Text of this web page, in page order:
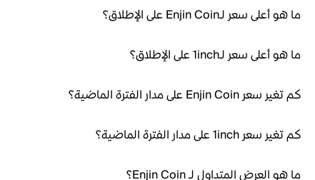
ما هو أعلى سعر لـEnjin Coin على الإطلاق؟
ما هو أعلى سعر لـ1inch على الإطلاق؟
كم تغير سعر Enjin Coin على مدار الفترة الماضية؟
كم تغير سعر 1inch على مدار الفترة الماضية؟
ما هو العرض المتداول لـ Enjin Coin؟